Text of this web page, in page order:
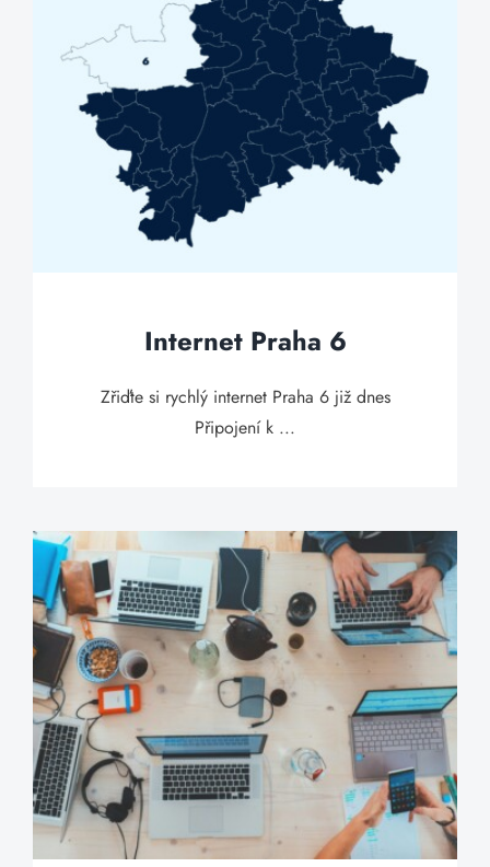
Internet Praha 6
Zřiďte si rychlý internet Praha 6 již dnes
Připojení k ...